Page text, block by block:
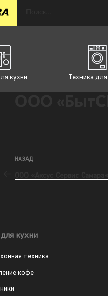
кухни Техника
НАЗАД
кухни
техника
кофе